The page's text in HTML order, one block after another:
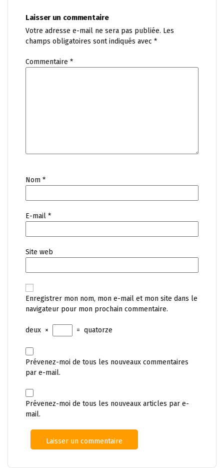
Laisser un commentaire
Votre adresse e-mail ne sera pas publiée. Les
champs obligatoires sont indiqués avec *
Commentaire *
Nom *
E-mail *
Site web
Enregistrer mon nom, mon e-mail et mon site dans le
navigateur pour mon prochain commentaire.
deux × = quatorze
Prévenez-moi de tous les nouveaux commentaires
par e-mail.
Prévenez-moi de tous les nouveaux articles par e-
mail.